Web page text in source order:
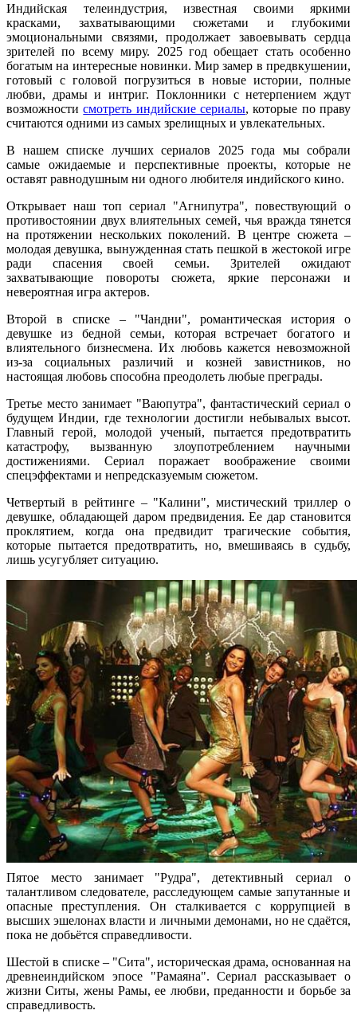
Индийская телеиндустрия, известная своими яркими
красками, захватывающими сюжетами и глубокими
эмоциональными связями, продолжает завоевывать сердца
зрителей по всему миру. 2025 год обещает стать особенно
богатым на интересные новинки. Мир замер в предвкушении,
готовый с головой погрузиться в новые истории, полные
любви, драмы и интриг. Поклонники с нетерпением ждут
возможностисмотреть индийские сериалы, которые по праву
считаются одними из самых зрелищных и увлекательных.
В нашем списке лучших сериалов 2025 года мы собрали
самые ожидаемые и перспективные проекты, которые не
оставят равнодушным ни одного любителя индийского кино.
Открывает наш топ сериал "Агнипутра", повествующий о
противостоянии двух влиятельных семей, чья вражда тянется
на протяжении нескольких поколений. В центре сюжета –
молодая девушка, вынужденная стать пешкой в жестокой игре
ради спасения своей семьи. Зрителей ожидают
захватывающие повороты сюжета, яркие персонажи и
невероятная игра актеров.
Второй в списке – "Чандни", романтическая история о
девушке из бедной семьи, которая встречает богатого и
влиятельного бизнесмена. Их любовь кажется невозможной
из-за социальных различий и козней завистников, но
настоящая любовь способна преодолеть любые преграды.
Третье место занимает "Ваюпутра", фантастический сериал о
будущем Индии, где технологии достигли небывалых высот.
Главный герой, молодой ученый, пытается предотвратить
катастрофу, вызванную злоупотреблением научными
достижениями. Сериал поражает воображение своими
спецэффектами и непредсказуемым сюжетом.
Четвертый в рейтинге – "Калини", мистический триллер о
девушке, обладающей даром предвидения. Ее дар становится
проклятием, когда она предвидит трагические события,
которые пытается предотвратить, но, вмешиваясь в судьбу,
лишь усугубляет ситуацию.
Пятое место занимает "Рудра", детективный сериал о
талантливом следователе, расследующем самые запутанные и
опасные преступления. Он сталкивается с коррупцией в
высших эшелонах власти и личными демонами, но не сдаётся,
пока не добьётся справедливости.
Шестой в списке – "Сита", историческая драма, основанная на
древнеиндийском эпосе "Рамаяна". Сериал рассказывает о
жизни Ситы, жены Рамы, ее любви, преданности и борьбе за
справедливость.